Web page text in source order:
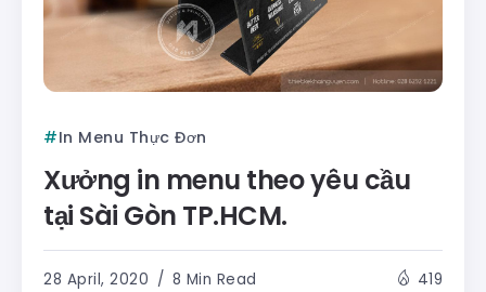
In Menu Thực Đơn
Xưởng in menu theo yêu cầu
tại Sài Gòn TP.HCM.
28 April, 2020 8 Min Read 419